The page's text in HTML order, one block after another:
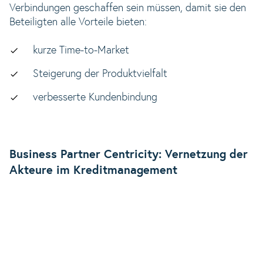
Verbindungen geschaffen sein müssen, damit sie den
Beteiligten alle Vorteile bieten:
kurze Time-to-Market
Steigerung der Produktvielfalt
verbesserte Kundenbindung
Business Partner Centricity: Vernetzung der
Akteure im Kreditmanagement